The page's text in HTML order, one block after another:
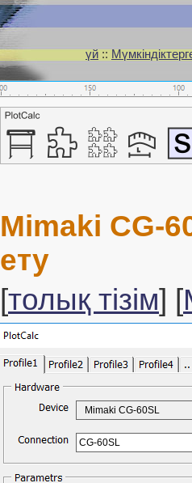
үй::
Mimaki CG-
ету
[толық тізім] [
Mimaki CG-60SL
CG-60SL